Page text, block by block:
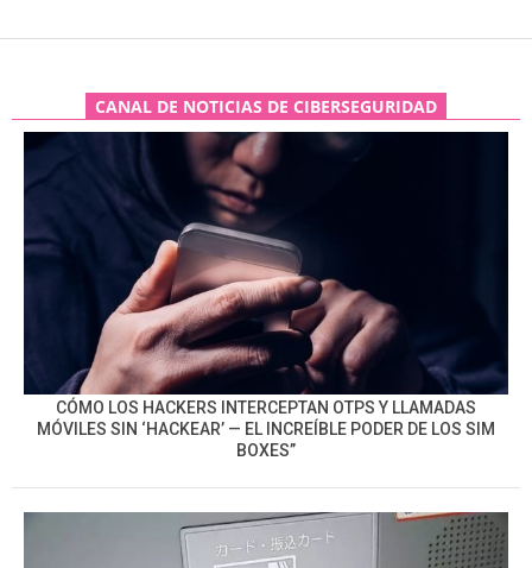
CANAL DE NOTICIAS DE CIBERSEGURIDAD
CÓMO LOS HACKERS INTERCEPTAN OTPS Y LLAMADAS
MÓVILES SIN ‘HACKEAR’ — EL INCREÍBLE PODER DE LOS SIM
BOXES”